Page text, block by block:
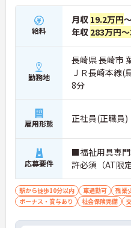
給料
月収 19.2万円
年収 283万円
勤務地
長崎県 長崎市
ＪＲ長崎本線(
8分
雇用形態 正社員(正職員)
応募要件
■福祉用具専
許必須（AT限定
駅から徒歩10分以内 車通勤可 残業
ボーナス・賞与あり
社会保険完備